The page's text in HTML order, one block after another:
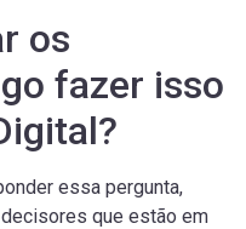
os
fazer isso
essa pergunta,
que estão em